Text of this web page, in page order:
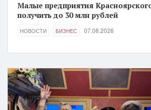
Малые предприятия
получить до 30 млн рублей
НОВОСТИ БИЗНЕС 07.08.2026